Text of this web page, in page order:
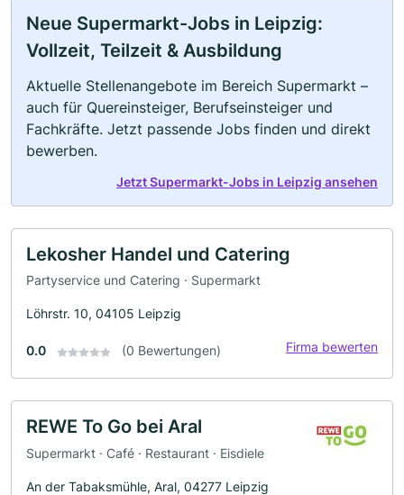
Neue Supermarkt-Jobs in Leipzig:
Vollzeit, Teilzeit & Ausbildung
Aktuelle Stellenangebote im Bereich Supermarkt –
auch für Quereinsteiger, Berufseinsteiger und
Fachkräfte. Jetzt passende Jobs finden und direkt
bewerben.
Jetzt Supermarkt-Jobs in Leipzig ansehen
Lekosher Handel und Catering
Partyservice und Catering · Supermarkt
Löhrstr. 10, 04105 Leipzig
0.0 (0 Bewertungen) Firma bewerten
REWE To Go bei Aral
Supermarkt · Café · Restaurant · Eisdiele
An der Tabaksmühle, Aral, 04277 Leipzig